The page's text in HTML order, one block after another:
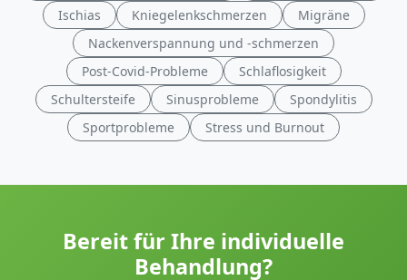
Ischias
Kniegelenkschmerzen
Migräne
Nackenverspannung und -schmerzen
Post-Covid-Probleme
Schlaflosigkeit
Schultersteife
Sinusprobleme
Spondylitis
Sportprobleme
Stress und Burnout
Bereit für Ihre individuelle
Behandlung?